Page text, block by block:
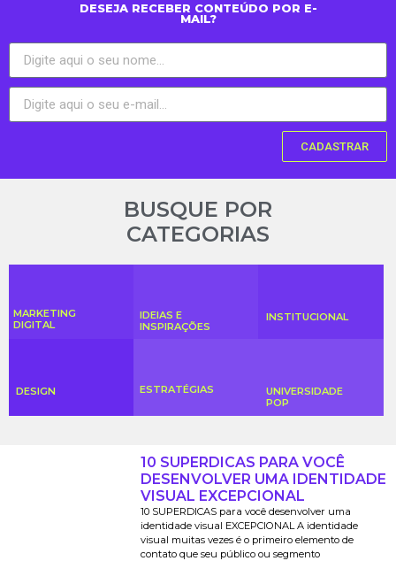
DESEJA RECEBER CONTEÚDO POR E-
MAIL?
CADASTRAR
BUSQUE POR
CATEGORIAS
MARKETING
DIGITAL
IDEIAS E
INSPIRAÇÕES
INSTITUCIONAL
DESIGN ESTRATÉGIAS
UNIVERSIDADE
POP
10 SUPERDICAS PARA VOCÊ
DESENVOLVER UMA IDENTIDADE
VISUAL EXCEPCIONAL
10 SUPERDICAS para você desenvolver uma
identidade visual EXCEPCIONAL A identidade
visual muitas vezes é o primeiro elemento de
contato que seu público ou segmento